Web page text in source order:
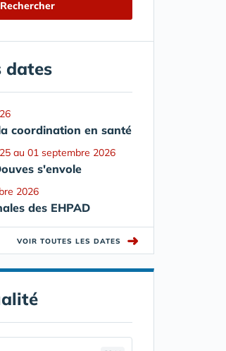
dates
coordination en santé
au 01 septembre 2026
s'envole
2026
des EHPAD
VOIR TOUTES LES DATES ➜